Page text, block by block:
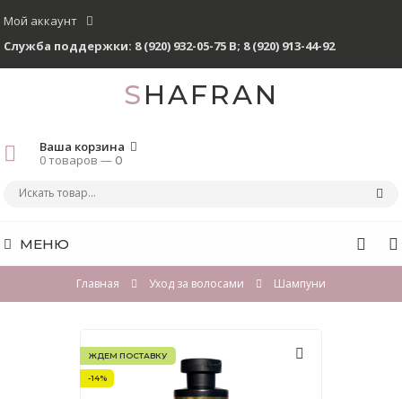
Мой аккаунт
Служба поддержки: 8 (920) 932-05-75 В; 8 (920) 913-44-92
SHAFRAN
Ваша корзина
0 товаров —0
МЕНЮ
Главная Уход за волосами Шампуни
ЖДЕМ ПОСТАВКУ
-14%